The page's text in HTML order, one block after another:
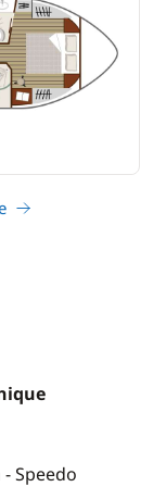
- Speedo